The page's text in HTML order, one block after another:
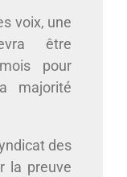
voix, une
être
pour
majorité
des
la preuve